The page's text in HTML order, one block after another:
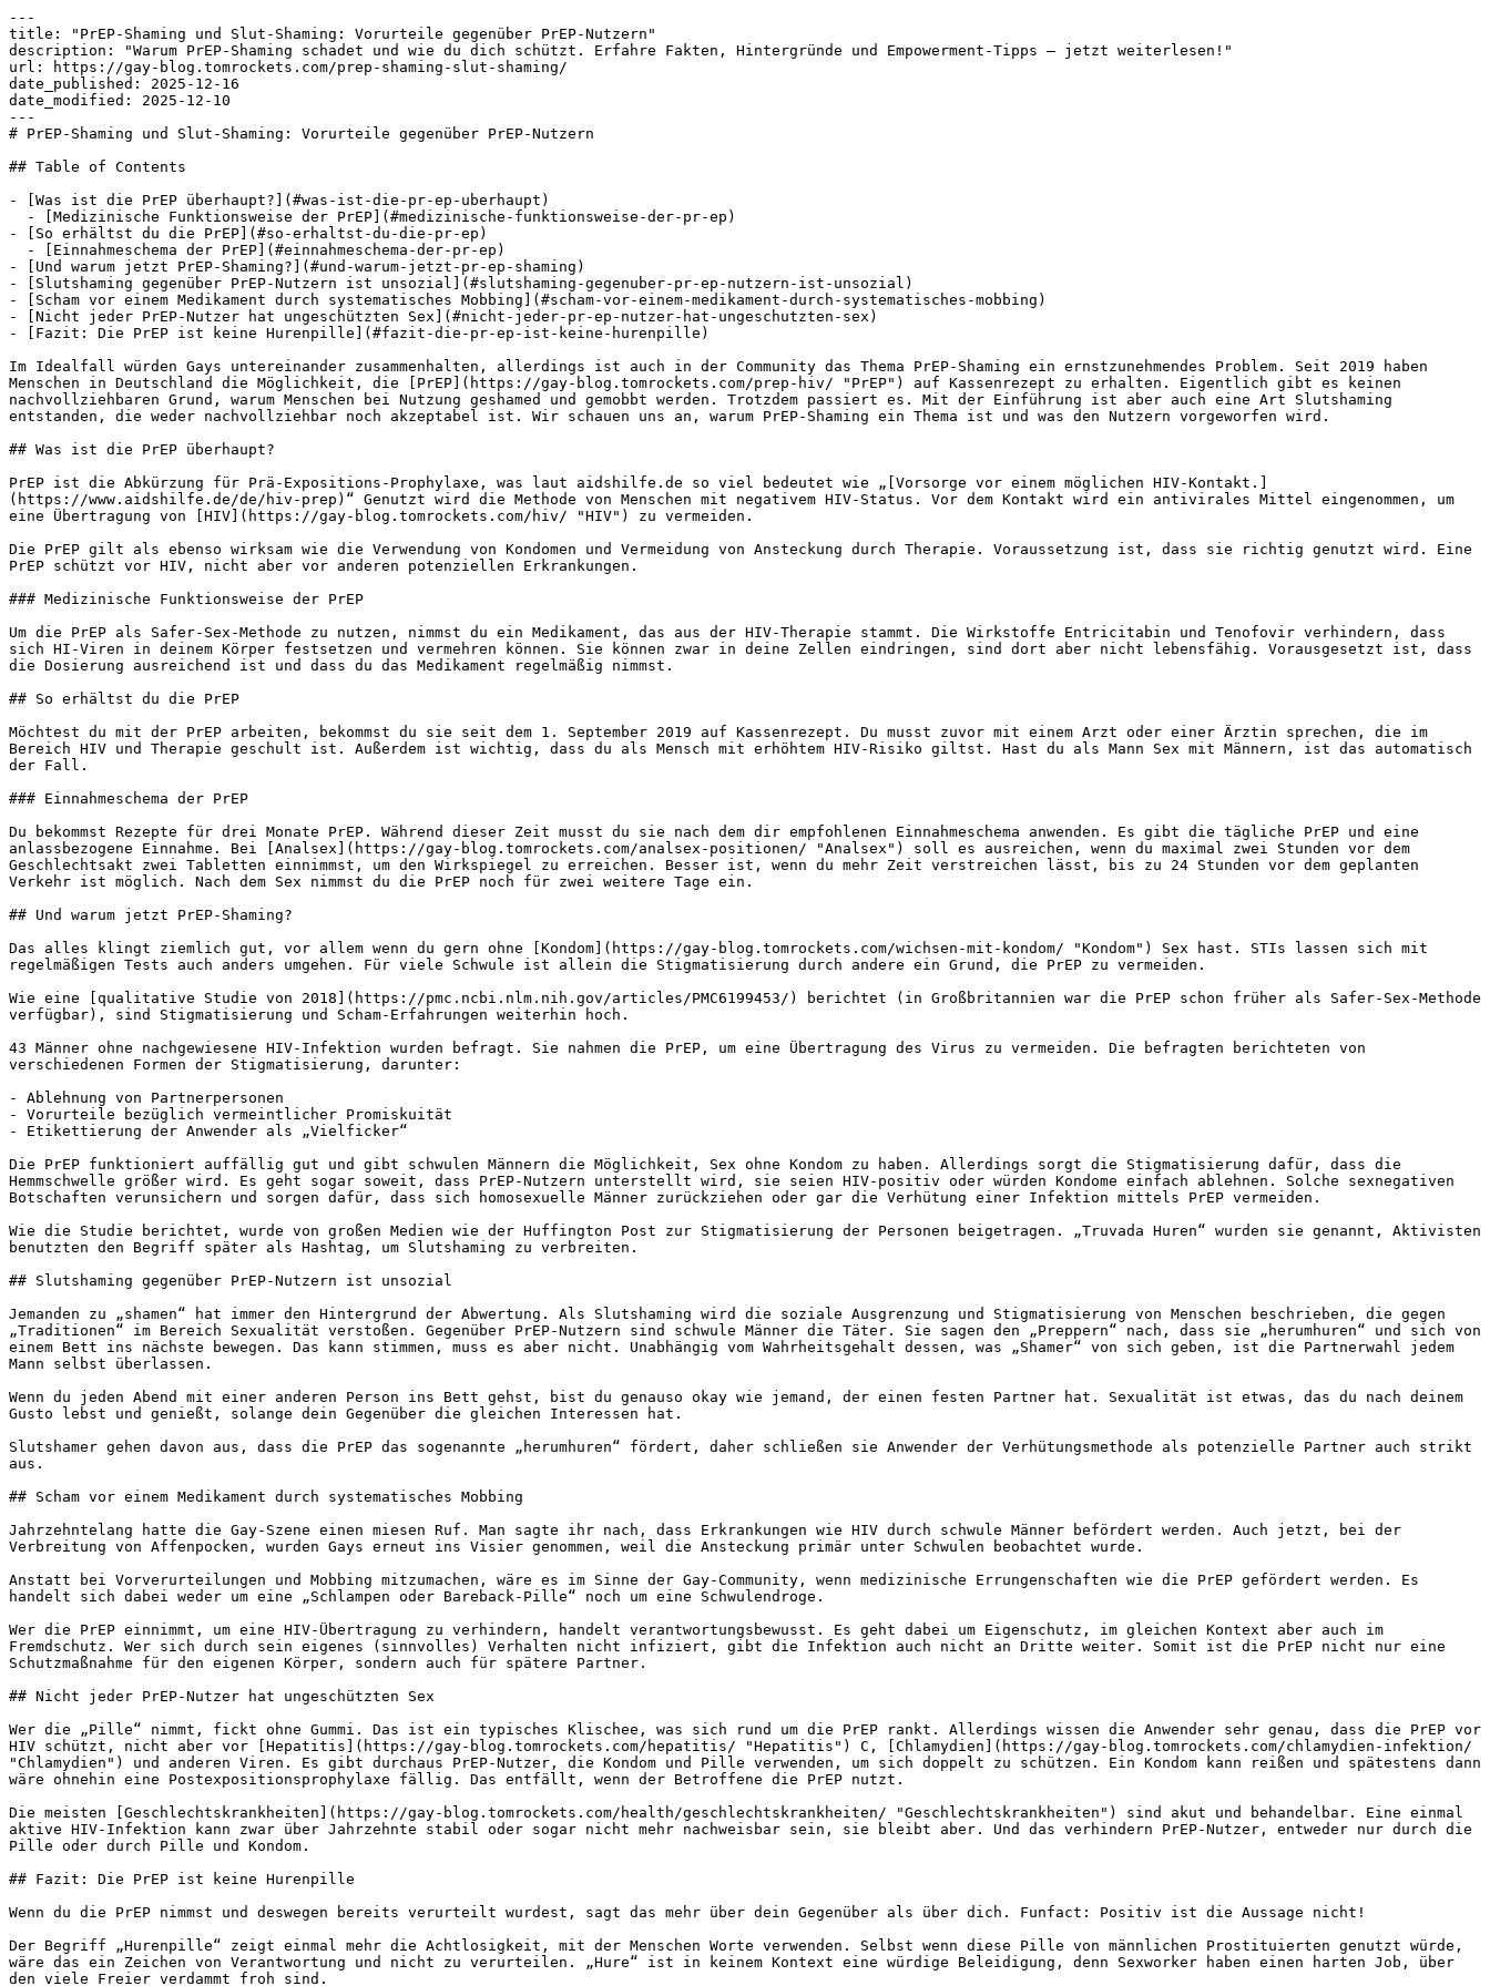
---
title: "PrEP-Shaming und Slut-Shaming: Vorurteile gegenüber PrEP-Nutzern"
description: "Warum PrEP-Shaming schadet und wie du dich schützt. Erfahre Fakten, Hintergründe und Empowerment-Tipps – jetzt weiterlesen!"
url: https://gay-blog.tomrockets.com/prep-shaming-slut-shaming/
date_published: 2025-12-16
date_modified: 2025-12-10
---
# PrEP-Shaming und Slut-Shaming: Vorurteile gegenüber PrEP-Nutzern
## Table of Contents
- [Was ist die PrEP überhaupt?](#was-ist-die-pr-ep-uberhaupt)
- [So erhältst du die PrEP](#so-erhaltst-du-die-pr-ep)
- [Und warum jetzt PrEP-Shaming?](#und-warum-jetzt-pr-ep-shaming)
- [Slutshaming gegenüber PrEP-Nutzern ist unsozial](#slutshaming-gegenuber-pr-ep-nutzern-ist-unsozial)
- [Scham vor einem Medikament durch systematisches Mobbing](#scham-vor-einem-medikament-durch-systematisches-mobbing)
- [Nicht jeder PrEP-Nutzer hat ungeschützten Sex](#nicht-jeder-pr-ep-nutzer-hat-ungeschutzten-sex)
- [Fazit: Die PrEP ist keine Hurenpille](#fazit-die-pr-ep-ist-keine-hurenpille)
Im Idealfall würden Gays untereinander zusammenhalten, allerdings ist auch in der Community das Thema PrEP-Shaming ein ernstzunehmendes Problem. Seit 2019 haben
Menschen in Deutschland die Möglichkeit, die [PrEP](https://gay-blog.tomrockets.com/prep-hiv/ "PrEP") auf Kassenrezept zu erhalten. Eigentlich gibt es keinen
nachvollziehbaren Grund, warum Menschen bei Nutzung geshamed und gemobbt werden. Trotzdem passiert es. Mit der Einführung ist aber auch eine Art Slutshaming
entstanden, die weder nachvollziehbar noch akzeptabel ist. Wir schauen uns an, warum PrEP-Shaming ein Thema ist und was den Nutzern vorgeworfen wird.
## Was ist die PrEP überhaupt?
PrEP ist die Abkürzung für Prä-Expositions-Prophylaxe, was laut aidshilfe.de so viel bedeutet wie „[Vorsorge vor einem möglichen HIV-Kontakt.]
(https://www.aidshilfe.de/de/hiv-prep)“ Genutzt wird die Methode von Menschen mit negativem HIV-Status. Vor dem Kontakt wird ein antivirales Mittel eingenommen, um
eine Übertragung von [HIV](https://gay-blog.tomrockets.com/hiv/ "HIV") zu vermeiden.
Die PrEP gilt als ebenso wirksam wie die Verwendung von Kondomen und Vermeidung von Ansteckung durch Therapie. Voraussetzung ist, dass sie richtig genutzt wird. Eine
PrEP schützt vor HIV, nicht aber vor anderen potenziellen Erkrankungen.
### Medizinische Funktionsweise der PrEP
Um die PrEP als Safer-Sex-Methode zu nutzen, nimmst du ein Medikament, das aus der HIV-Therapie stammt. Die Wirkstoffe Entricitabin und Tenofovir verhindern, dass
sich HI-Viren in deinem Körper festsetzen und vermehren können. Sie können zwar in deine Zellen eindringen, sind dort aber nicht lebensfähig. Vorausgesetzt ist, dass
die Dosierung ausreichend ist und dass du das Medikament regelmäßig nimmst.
## So erhältst du die PrEP
Möchtest du mit der PrEP arbeiten, bekommst du sie seit dem 1. September 2019 auf Kassenrezept. Du musst zuvor mit einem Arzt oder einer Ärztin sprechen, die im
Bereich HIV und Therapie geschult ist. Außerdem ist wichtig, dass du als Mensch mit erhöhtem HIV-Risiko giltst. Hast du als Mann Sex mit Männern, ist das automatisch
der Fall.
### Einnahmeschema der PrEP
Du bekommst Rezepte für drei Monate PrEP. Während dieser Zeit musst du sie nach dem dir empfohlenen Einnahmeschema anwenden. Es gibt die tägliche PrEP und eine
anlassbezogene Einnahme. Bei [Analsex](https://gay-blog.tomrockets.com/analsex-positionen/ "Analsex") soll es ausreichen, wenn du maximal zwei Stunden vor dem
Geschlechtsakt zwei Tabletten einnimmst, um den Wirkspiegel zu erreichen. Besser ist, wenn du mehr Zeit verstreichen lässt, bis zu 24 Stunden vor dem geplanten
Verkehr ist möglich. Nach dem Sex nimmst du die PrEP noch für zwei weitere Tage ein.
## Und warum jetzt PrEP-Shaming?
Das alles klingt ziemlich gut, vor allem wenn du gern ohne [Kondom](https://gay-blog.tomrockets.com/wichsen-mit-kondom/ "Kondom") Sex hast. STIs lassen sich mit
regelmäßigen Tests auch anders umgehen. Für viele Schwule ist allein die Stigmatisierung durch andere ein Grund, die PrEP zu vermeiden.
Wie eine [qualitative Studie von 2018](https://pmc.ncbi.nlm.nih.gov/articles/PMC6199453/) berichtet (in Großbritannien war die PrEP schon früher als Safer-Sex-Methode
verfügbar), sind Stigmatisierung und Scham-Erfahrungen weiterhin hoch.
43 Männer ohne nachgewiesene HIV-Infektion wurden befragt. Sie nahmen die PrEP, um eine Übertragung des Virus zu vermeiden. Die befragten berichteten von
verschiedenen Formen der Stigmatisierung, darunter:
- Ablehnung von Partnerpersonen
- Vorurteile bezüglich vermeintlicher Promiskuität
- Etikettierung der Anwender als „Vielficker“
Die PrEP funktioniert auffällig gut und gibt schwulen Männern die Möglichkeit, Sex ohne Kondom zu haben. Allerdings sorgt die Stigmatisierung dafür, dass die
Hemmschwelle größer wird. Es geht sogar soweit, dass PrEP-Nutzern unterstellt wird, sie seien HIV-positiv oder würden Kondome einfach ablehnen. Solche sexnegativen
Botschaften verunsichern und sorgen dafür, dass sich homosexuelle Männer zurückziehen oder gar die Verhütung einer Infektion mittels PrEP vermeiden.
Wie die Studie berichtet, wurde von großen Medien wie der Huffington Post zur Stigmatisierung der Personen beigetragen. „Truvada Huren“ wurden sie genannt, Aktivisten
benutzten den Begriff später als Hashtag, um Slutshaming zu verbreiten.
## Slutshaming gegenüber PrEP-Nutzern ist unsozial
Jemanden zu „shamen“ hat immer den Hintergrund der Abwertung. Als Slutshaming wird die soziale Ausgrenzung und Stigmatisierung von Menschen beschrieben, die gegen
„Traditionen“ im Bereich Sexualität verstoßen. Gegenüber PrEP-Nutzern sind schwule Männer die Täter. Sie sagen den „Preppern“ nach, dass sie „herumhuren“ und sich von
einem Bett ins nächste bewegen. Das kann stimmen, muss es aber nicht. Unabhängig vom Wahrheitsgehalt dessen, was „Shamer“ von sich geben, ist die Partnerwahl jedem
Mann selbst überlassen.
Wenn du jeden Abend mit einer anderen Person ins Bett gehst, bist du genauso okay wie jemand, der einen festen Partner hat. Sexualität ist etwas, das du nach deinem
Gusto lebst und genießt, solange dein Gegenüber die gleichen Interessen hat.
Slutshamer gehen davon aus, dass die PrEP das sogenannte „herumhuren“ fördert, daher schließen sie Anwender der Verhütungsmethode als potenzielle Partner auch strikt
aus.
## Scham vor einem Medikament durch systematisches Mobbing
Jahrzehntelang hatte die Gay-Szene einen miesen Ruf. Man sagte ihr nach, dass Erkrankungen wie HIV durch schwule Männer befördert werden. Auch jetzt, bei der
Verbreitung von Affenpocken, wurden Gays erneut ins Visier genommen, weil die Ansteckung primär unter Schwulen beobachtet wurde.
Anstatt bei Vorverurteilungen und Mobbing mitzumachen, wäre es im Sinne der Gay-Community, wenn medizinische Errungenschaften wie die PrEP gefördert werden. Es
handelt sich dabei weder um eine „Schlampen oder Bareback-Pille“ noch um eine Schwulendroge.
Wer die PrEP einnimmt, um eine HIV-Übertragung zu verhindern, handelt verantwortungsbewusst. Es geht dabei um Eigenschutz, im gleichen Kontext aber auch im
Fremdschutz. Wer sich durch sein eigenes (sinnvolles) Verhalten nicht infiziert, gibt die Infektion auch nicht an Dritte weiter. Somit ist die PrEP nicht nur eine
Schutzmaßnahme für den eigenen Körper, sondern auch für spätere Partner.
## Nicht jeder PrEP-Nutzer hat ungeschützten Sex
Wer die „Pille“ nimmt, fickt ohne Gummi. Das ist ein typisches Klischee, was sich rund um die PrEP rankt. Allerdings wissen die Anwender sehr genau, dass die PrEP vor
HIV schützt, nicht aber vor [Hepatitis](https://gay-blog.tomrockets.com/hepatitis/ "Hepatitis") C, [Chlamydien](https://gay-blog.tomrockets.com/chlamydien-infektion/
"Chlamydien") und anderen Viren. Es gibt durchaus PrEP-Nutzer, die Kondom und Pille verwenden, um sich doppelt zu schützen. Ein Kondom kann reißen und spätestens dann
wäre ohnehin eine Postexpositionsprophylaxe fällig. Das entfällt, wenn der Betroffene die PrEP nutzt.
Die meisten [Geschlechtskrankheiten](https://gay-blog.tomrockets.com/health/geschlechtskrankheiten/ "Geschlechtskrankheiten") sind akut und behandelbar. Eine einmal
aktive HIV-Infektion kann zwar über Jahrzehnte stabil oder sogar nicht mehr nachweisbar sein, sie bleibt aber. Und das verhindern PrEP-Nutzer, entweder nur durch die
Pille oder durch Pille und Kondom.
## Fazit: Die PrEP ist keine Hurenpille
Wenn du die PrEP nimmst und deswegen bereits verurteilt wurdest, sagt das mehr über dein Gegenüber als über dich. Funfact: Positiv ist die Aussage nicht!
Der Begriff „Hurenpille“ zeigt einmal mehr die Achtlosigkeit, mit der Menschen Worte verwenden. Selbst wenn diese Pille von männlichen Prostituierten genutzt würde,
wäre das ein Zeichen von Verantwortung und nicht zu verurteilen. „Hure“ ist in keinem Kontext eine würdige Beleidigung, denn Sexworker haben einen harten Job, über
den viele Freier verdammt froh sind.